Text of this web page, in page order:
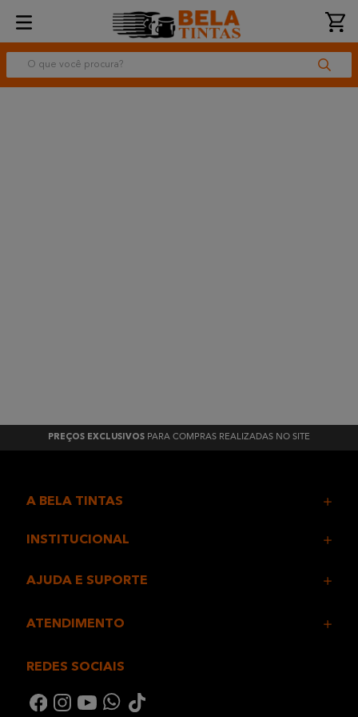
O que você procura?
PREÇOS EXCLUSIVOS PARA COMPRAS REALIZADAS NO SITE
A BELA TINTAS
INSTITUCIONAL
AJUDA E SUPORTE
ATENDIMENTO
REDES SOCIAIS